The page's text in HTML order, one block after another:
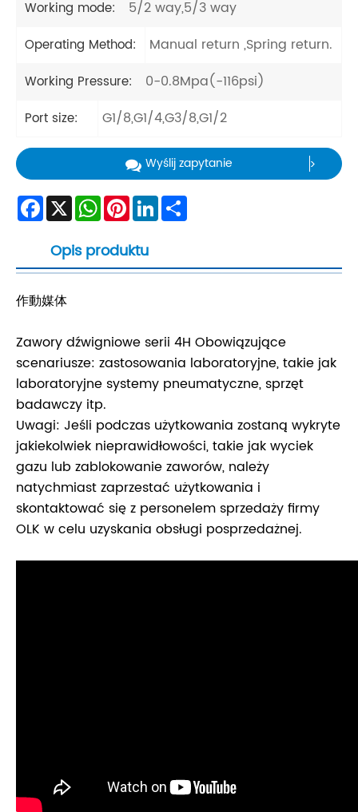
Working mode: 5/2 way,5/3 way
Operating Method: Manual return ,Spring return.
Working Pressure: 0-0.8Mpa(-116psi)
Port size: G1/8,G1/4,G3/8,G1/2
Wyślij zapytanie
Facebook
X WhatsApp
Pinterest
LinkedIn
Opis produktu
作動媒体
Zawory dźwigniowe serii 4H Obowiązujące
scenariusze: zastosowania laboratoryjne, takie jak
laboratoryjne systemy pneumatyczne, sprzęt
badawczy itp.
Uwagi: Jeśli podczas użytkowania zostaną wykryte
jakiekolwiek nieprawidłowości, takie jak wyciek
gazu lub zablokowanie zaworów, należy
natychmiast zaprzestać użytkowania i
skontaktować się z personelem sprzedaży firmy
OLK w celu uzyskania obsługi posprzedażnej.